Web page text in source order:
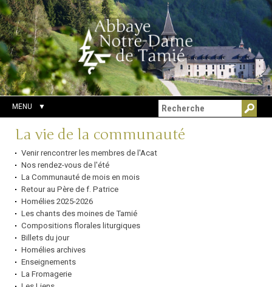
Aller
au
contenu.
|
Aller
à
la
navigation
Outils
personnels
Chercher par
Recherche
avancée…
MENU
Navigation
La vie de la communauté
Venir rencontrer les membres de l'Acat
Nos rendez-vous de l'été
La Communauté de mois en mois
Retour au Père de f. Patrice
Homélies 2025-2026
Les chants des moines de Tamié
Compositions florales liturgiques
Billets du jour
Homélies archives
Enseignements
La Fromagerie